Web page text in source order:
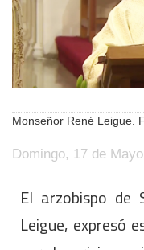
Monseñor René Leigue.
Domingo, 17 de
El arzobispo de
Leigue, expresó